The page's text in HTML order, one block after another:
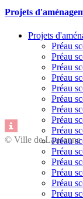
© Ville de Lausanne
Projets
Projets
Préau
Préau
Préau
Préau
Préau
Préau
Préau
Préau
Préau
Préau
Préau
Préau
Préau
Préau
Préau